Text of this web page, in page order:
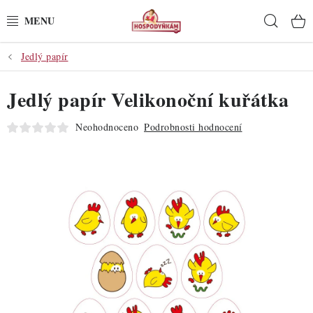
na
POTŘEBY
POMŮCKY
SUROVINY
PRO OSLAVY
DO KUCHYNĚ
Jedlý papír
Jedlý papír Velikonoční kuřátka
Neohodnoceno Podrobnosti hodnocení